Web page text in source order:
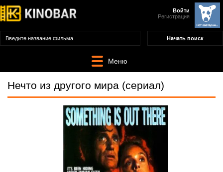
Войти
Регистрация
Меню
Нечто из другого мира (сериал)